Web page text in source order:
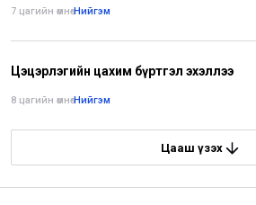
7 цагийн өмнө•Нийгэм
Цэцэрлэгийн цахим бүртгэл эхэллээ
8 цагийн өмнө•Нийгэм
Цааш үзэх